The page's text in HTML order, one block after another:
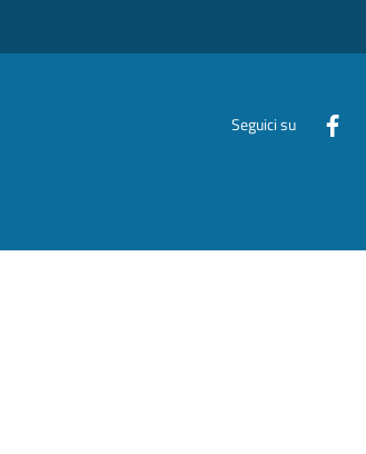
Seguici su